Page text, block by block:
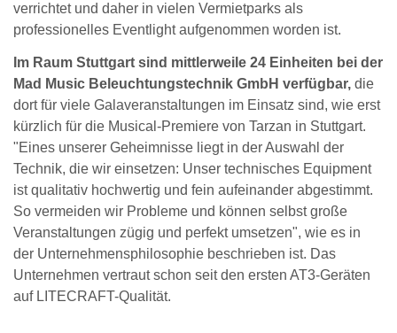
verrichtet und daher in vielen Vermietparks als
professionelles Eventlight aufgenommen worden ist.
Im Raum Stuttgart sind mittlerweile 24 Einheiten bei der
Mad Music Beleuchtungstechnik GmbH verfügbar, die
dort für viele Galaveranstaltungen im Einsatz sind, wie erst
kürzlich für die Musical-Premiere von Tarzan in Stuttgart.
"Eines unserer Geheimnisse liegt in der Auswahl der
Technik, die wir einsetzen: Unser technisches Equipment
ist qualitativ hochwertig und fein aufeinander abgestimmt.
So vermeiden wir Probleme und können selbst große
Veranstaltungen zügig und perfekt umsetzen", wie es in
der Unternehmensphilosophie beschrieben ist. Das
Unternehmen vertraut schon seit den ersten AT3-Geräten
auf LITECRAFT-Qualität.